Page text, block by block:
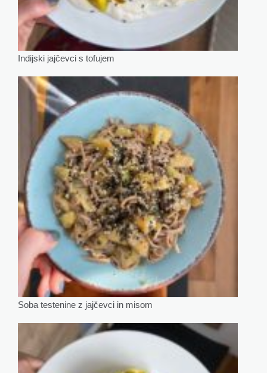
Indijski jajčevci s tofujem
Soba testenine z jajčevci in misom